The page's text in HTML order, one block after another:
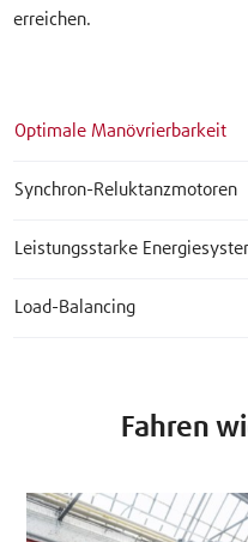
erreichen.
Optimale Manövrierbarkeit
Synchron-Reluktanzmotoren
Leistungsstarke
Load-Balancing
Fahren